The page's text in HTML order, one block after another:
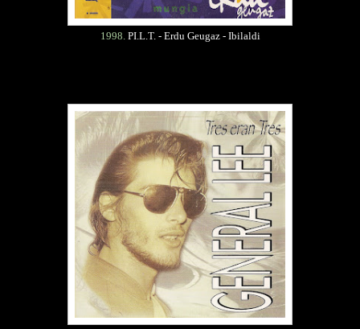
1998.PI.L.T. - Erdu Geugaz - Ibilaldi